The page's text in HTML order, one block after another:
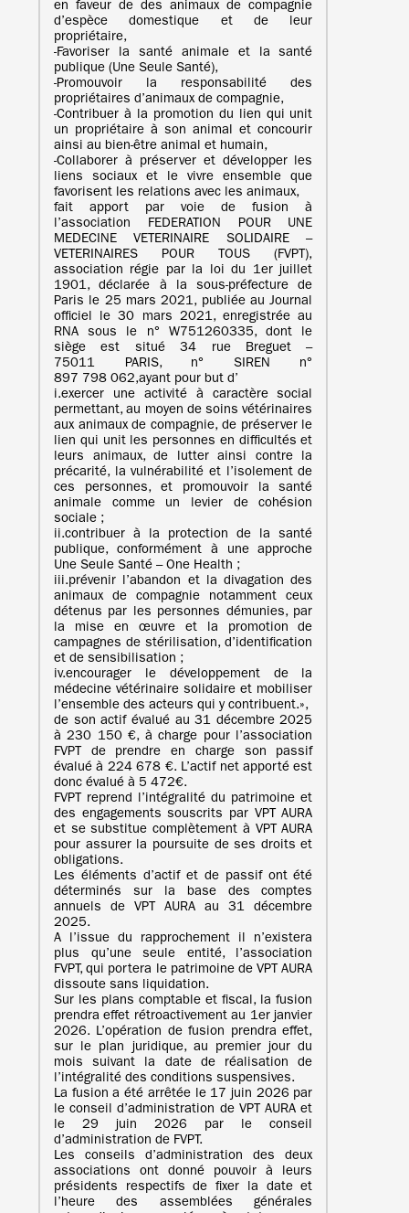
en faveur de des animaux de compagnie
d’espèce domestique et de leur
propriétaire,
‐Favoriser la santé animale et la santé
publique (Une Seule Santé),
‐Promouvoir la responsabilité des
propriétaires d’animaux de compagnie,
‐Contribuer à la promotion du lien qui unit
un propriétaire à son animal et concourir
ainsi au bien-être animal et humain,
‐Collaborer à préserver et développer les
liens sociaux et le vivre ensemble que
favorisent les relations avec les animaux,
fait apport par voie de fusion à
l’association FEDERATION POUR UNE
MEDECINE VETERINAIRE SOLIDAIRE –
VETERINAIRES POUR TOUS (FVPT),
association régie par la loi du 1er juillet
1901, déclarée à la sous-préfecture de
Paris le 25 mars 2021, publiée au Journal
officiel le 30 mars 2021, enregistrée au
RNA sous le n° W751260335, dont le
siège est situé 34 rue Breguet –
75011 PARIS, n° SIREN n°
897 798 062,ayant pour but d’
i.exercer une activité à caractère social
permettant, au moyen de soins vétérinaires
aux animaux de compagnie, de préserver le
lien qui unit les personnes en difficultés et
leurs animaux, de lutter ainsi contre la
précarité, la vulnérabilité et l’isolement de
ces personnes, et promouvoir la santé
animale comme un levier de cohésion
sociale ;
ii.contribuer à la protection de la santé
publique, conformément à une approche
Une Seule Santé – One Health ;
iii.prévenir l’abandon et la divagation des
animaux de compagnie notamment ceux
détenus par les personnes démunies, par
la mise en œuvre et la promotion de
campagnes de stérilisation, d’identification
et de sensibilisation ;
iv.encourager le développement de la
médecine vétérinaire solidaire et mobiliser
l’ensemble des acteurs qui y contribuent.»,
de son actif évalué au 31 décembre 2025
à 230 150 €, à charge pour l’association
FVPT de prendre en charge son passif
évalué à 224 678 €. L’actif net apporté est
donc évalué à 5 472€.
FVPT reprend l’intégralité du patrimoine et
des engagements souscrits par VPT AURA
et se substitue complètement à VPT AURA
pour assurer la poursuite de ses droits et
obligations.
Les éléments d’actif et de passif ont été
déterminés sur la base des comptes
annuels de VPT AURA au 31 décembre
2025.
A l’issue du rapprochement il n’existera
plus qu’une seule entité, l’association
FVPT, qui portera le patrimoine de VPT AURA
dissoute sans liquidation.
Sur les plans comptable et fiscal, la fusion
prendra effet rétroactivement au 1er janvier
2026. L’opération de fusion prendra effet,
sur le plan juridique, au premier jour du
mois suivant la date de réalisation de
l’intégralité des conditions suspensives.
La fusion a été arrêtée le 17 juin 2026 par
le conseil d’administration de VPT AURA et
le 29 juin 2026 par le conseil
d’administration de FVPT.
Les conseils d’administration des deux
associations ont donné pouvoir à leurs
présidents respectifs de fixer la date et
l’heure des assemblées générales